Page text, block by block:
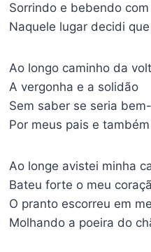
Sorrindo e bebendo
Naquele lugar decidi
Ao longo caminho da
A vergonha e a solidão
Sem saber se seria
Por meus pais e
Ao longe avistei minha
Bateu forte o meu
O pranto escorreu em
Molhando a poeira do